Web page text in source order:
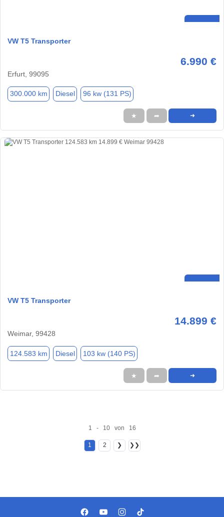
VW T5 Transporter
6.990 €
Erfurt, 99095
300.000 km Diesel 96 kw (131 PS)
★ ➦ ➜
VW T5 Transporter
14.899 €
Weimar, 99428
124.583 km Diesel 103 kw (140 PS)
★ ➦ ➜
1 - 10 von 16
1 2 ❯ ❯❯